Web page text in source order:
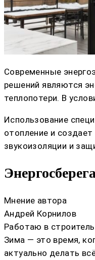
Современные
решений являются
теплопотери. В
Использование
отопление и
звукоизоляции и
Мнение автора
Андрей Корнилов
Работаю в
Зима — это время,
актуально делать